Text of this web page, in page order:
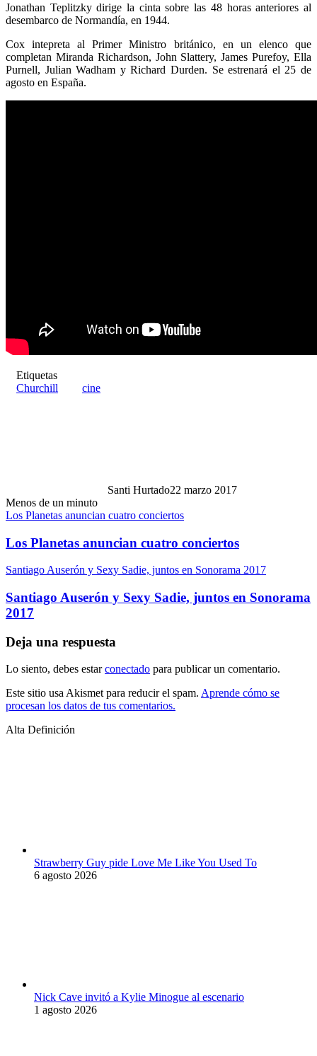
Jonathan Teplitzky dirige la cinta sobre las 48 horas anteriores al
desembarco de Normandía, en 1944.
Cox intepreta al Primer Ministro británico, en un elenco que
completan Miranda Richardson, John Slattery, James Purefoy, Ella
Purnell, Julian Wadham y Richard Durden. Se estrenará el 25 de
agosto en España.
Etiquetas
Churchill
cine
Santi Hurtado22 marzo 2017
Menos de un minuto
Los Planetas anuncian cuatro conciertos
Los Planetas anuncian cuatro conciertos
Santiago Auserón y Sexy Sadie, juntos en Sonorama 2017
Santiago Auserón y Sexy Sadie, juntos en Sonorama
2017
Deja una respuesta
Lo siento, debes estarconectado para publicar un comentario.
Este sitio usa Akismet para reducir el spam. Aprende cómo se
procesan los datos de tus comentarios.
Alta Definición
Strawberry Guy pide Love Me Like You Used To
6 agosto 2026
Nick Cave invitó a Kylie Minogue al escenario
1 agosto 2026